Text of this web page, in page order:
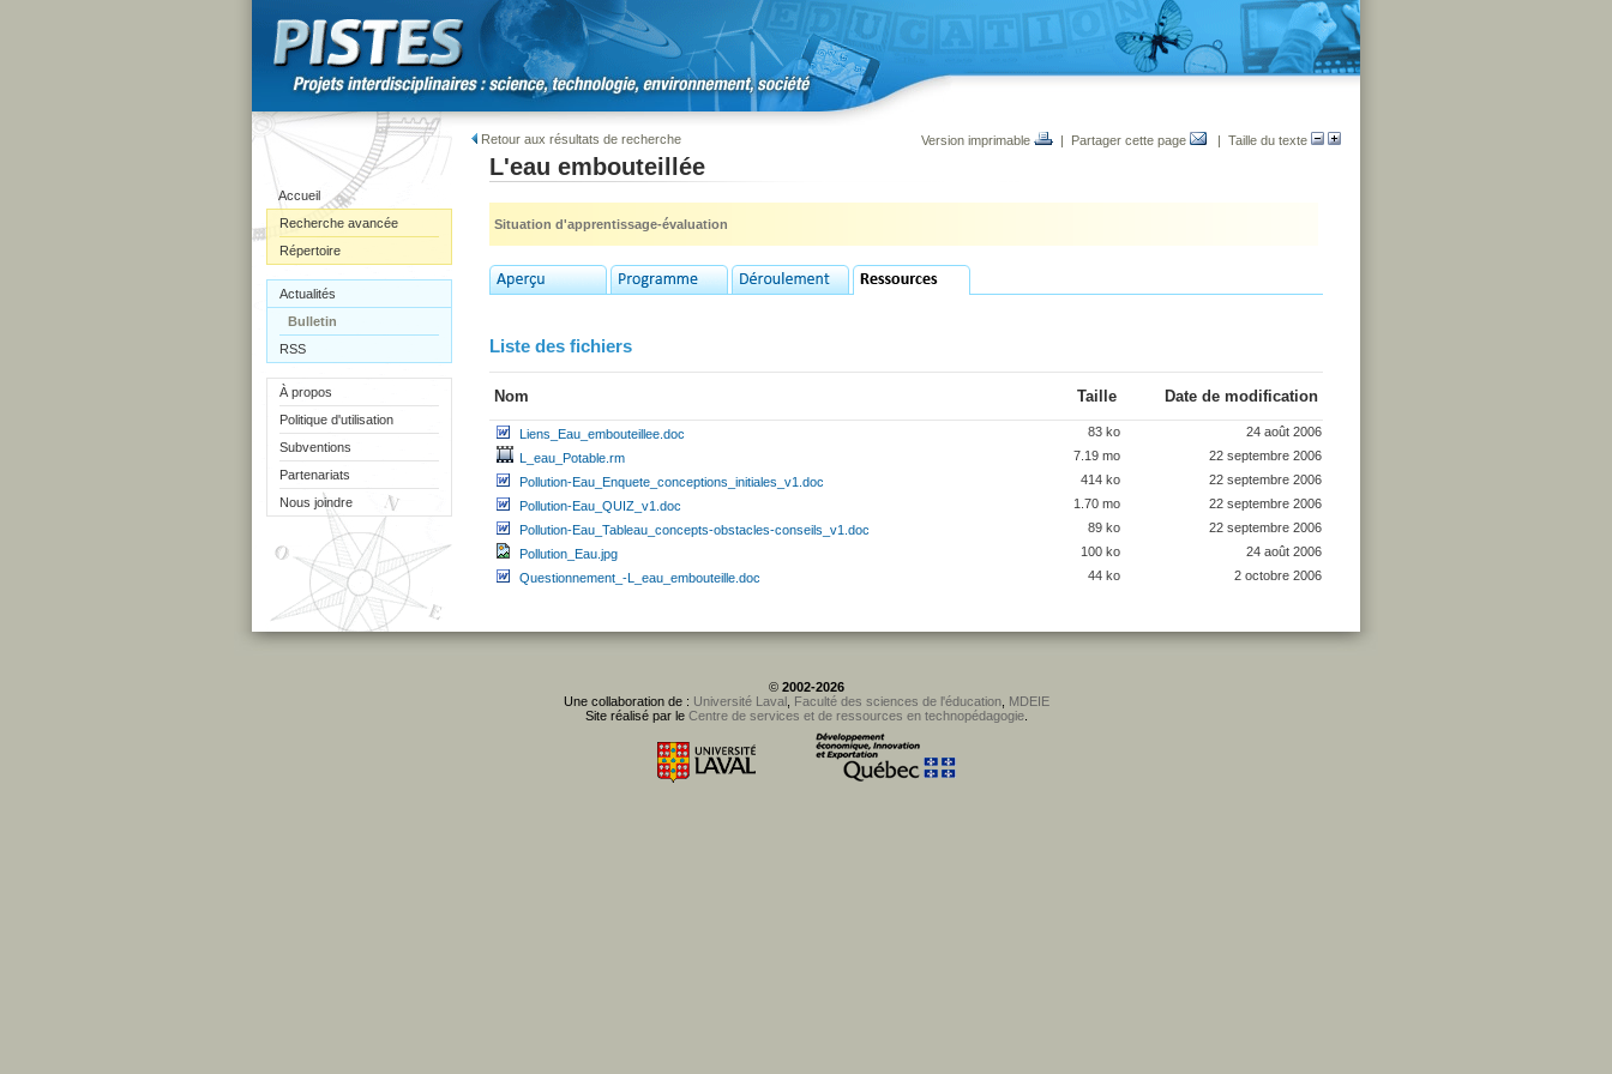
Accueil
Recherche avancée
Répertoire
Actualités
Bulletin
RSS
À propos
Politique d'utilisation
Subventions
Partenariats
Nous joindre
Retour aux résultats de recherche Version imprimable | Partager cette page | Taille du texte
L'eau embouteillée
Situation d'apprentissage-évaluation
Liste des fichiers
Nom Taille Date de modification
Liens_Eau_embouteillee.doc 83 ko
24 août 2006
L_eau_Potable.rm
7.19 mo
22 septembre 2006
Pollution-Eau_Enquete_conceptions_initiales_v1.doc
414 ko
22 septembre 2006
Pollution-Eau_QUIZ_v1.doc
1.70 mo
22 septembre 2006
Pollution-Eau_Tableau_concepts-obstacles-conseils_v1.doc
89 ko
22 septembre 2006
Pollution_Eau.jpg
100 ko
24 août 2006
Questionnement_-L_eau_embouteille.doc
44 ko 2 octobre 2006
© 2002-2026
Une collaboration de : Université Laval, Faculté des sciences de l'éducation, MDEIE
Site réalisé par le Centre de services et de ressources en technopédagogie.